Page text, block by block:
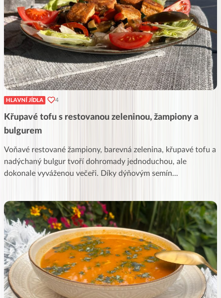
HLAVNÍ JÍDLA 4
Křupavé tofu s restovanou zeleninou, žampiony a
bulgurem
Voňavé restované žampiony, barevná zelenina, křupavé tofu a
nadýchaný bulgur tvoří dohromady jednoduchou, ale
dokonale vyváženou večeři. Díky dýňovým semín...